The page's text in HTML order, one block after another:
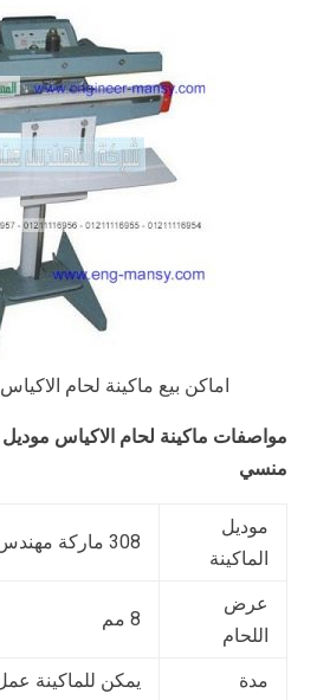
اماكن بيع ماكينة لحام الاكياس
مواصفات ماكينة لحام الاكياس موديل
منسي
موديل
الماكينة
308 ماركة مهندس منسي
عرض
اللحام
8 مم
مدة